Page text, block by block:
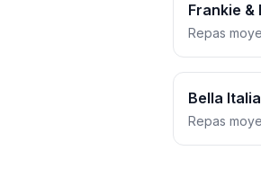
Frankie &
Repas
Bella Italia
Repas